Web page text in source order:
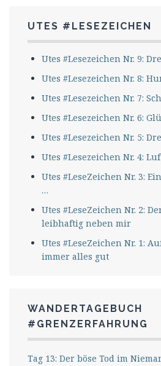
UTES #LESEZEICHEN
Utes #Lesezeichen Nr. 9:
Utes #Lesezeichen Nr. 8:
Utes #Lesezeichen Nr. 7:
Utes #Lesezeichen Nr. 6:
Utes #Lesezeichen Nr. 5:
Utes #Lesezeichen Nr. 4:
Utes #LeseZeichen Nr. 3:
…
Utes #LeseZeichen Nr. 2:
leibhaftig neben mir
Utes #LeseZeichen Nr. 1:
immer alles gut
WANDERTAGEBUCH
#GRENZERFAHRUNG
Tag 13: Der böse Tod im